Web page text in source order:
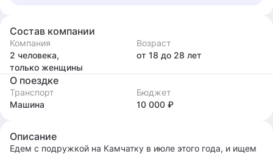
Состав компании
Компания
2 человека,
только женщины
Возраст
от 18 до 28 лет
О поездке
Транспорт
Машина
Бюджет
10 000 ₽
Описание
Едем с подружкой на Камчатку в июле этого года, и ищем